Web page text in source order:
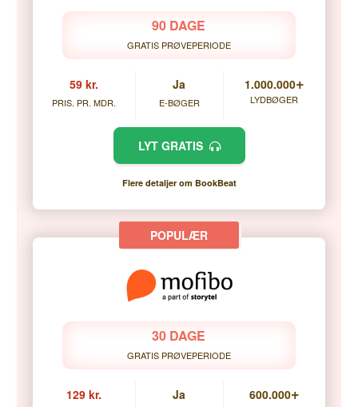
90 DAGE
GRATIS PRØVEPERIODE
59 kr.
PRIS. PR. MDR.
Ja
E-BØGER
1.000.000+
LYDBØGER
LYT GRATIS
Flere detaljer om BookBeat
30 DAGE
GRATIS PRØVEPERIODE
129 kr. Ja 600.000+